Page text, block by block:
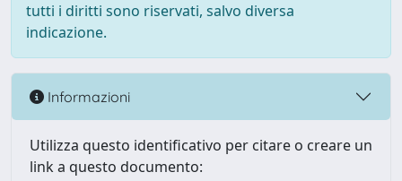
tutti i diritti sono riservati, salvo diversa
indicazione.
Informazioni
Utilizza questo identificativo per citare o creare un
link a questo documento: